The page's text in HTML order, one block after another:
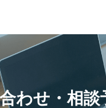
わせ・相談